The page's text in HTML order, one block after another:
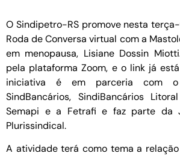
O Sindipetro-RS promove nesta
Roda de Conversa virtual com a
em menopausa, Lisiane Dossin
pela plataforma Zoom, e o link já
iniciativa é em parceria com o
SindBancários, SindiBancários
Semapi e a Fetrafi e faz parte da
Plurissindical.
A atividade terá como tema a